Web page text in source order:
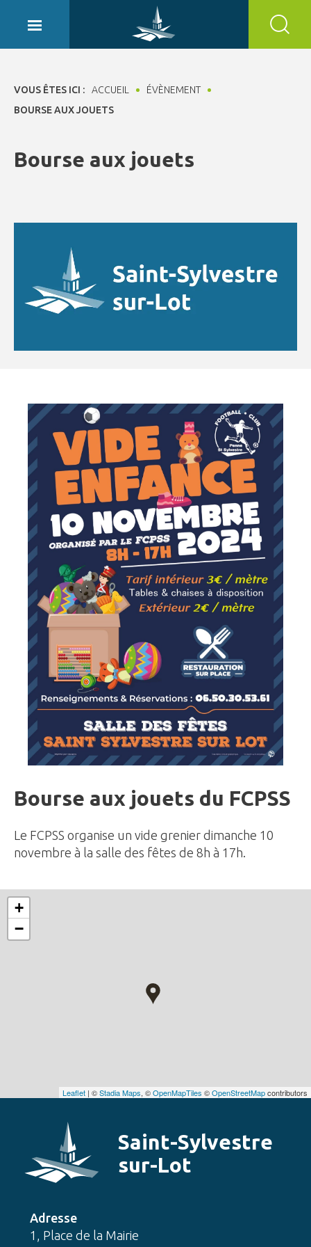
VOUS ÊTES ICI : ACCUEIL
ÉVÈNEMENT
BOURSE AUX JOUETS
Bourse aux jouets
Bourse aux jouets du FCPSS
Le FCPSS organise un vide grenier dimanche 10
novembre à la salle des fêtes de 8h à 17h.
Saint-Sylvestre
sur-Lot
Adresse
1, Place de la Mairie
+
−
Leaflet | ©Stadia Maps, ©OpenMapTiles ©OpenStreetMapcontributors
Panneau de gestion des cookies